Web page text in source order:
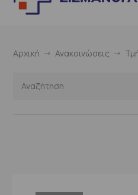
Αρχική Ανακοινώσεις